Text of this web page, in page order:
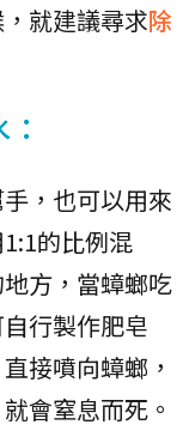
就建議尋求除
，也可以用來
的比例混
方，當蟑螂吃
行製作肥皂
接噴向蟑螂，
會窒息而死。